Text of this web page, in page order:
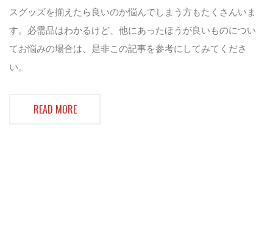
スグッズを揃えたら良いのか悩んでしまう方もたくさんいま
す。必需品はわかるけど、他にあったほうが良いものについ
てお悩みの場合は、是非この記事を参考にしてみてくださ
い。
READ MORE